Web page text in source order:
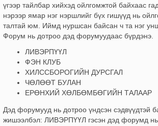
үгээр тайлбар хийхэд ойлгомжтой байхаас
нэрээр ямар нэг нэршлийг бүх гишүүд нь
талтай юм. Иймд нуршсан байсан ч та нэг
Форум нь дотроо дэд форумуудаас бүрдэнэ.
ЛИВЭРПҮҮЛ
ФЭН КЛУБ
ХИЛССБОРОГИЙН ДУРСГАЛ
ЧӨЛӨӨТ БУЛАН
ЕРӨНХИЙ ХӨЛБӨМБӨГИЙН ТАЛААР
Дэд форумууд нь дотроо үндсэн сэдвүүдтэй
жишээлбэл: ЛИВЭРПҮҮЛ гэсэн дэд форумд